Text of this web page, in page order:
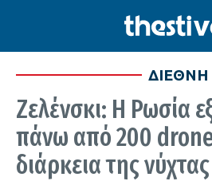
ΔΙΕΘΝΗ
Ζελένσκι: Η Ρωσία
πάνω από 200
διάρκεια της νύχτας